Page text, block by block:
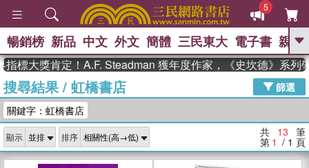
5
GO
高希均教授回憶錄
、 The Odyssey 、 父親節 、 如果歷
獎 臺灣漫遊錄 、 方念華 、 台灣的李
登輝時代
數學女孩：黎曼猜想 、
偉大的迷走神經
暢銷榜 新品 中文 外文 簡體 三民東大 電子書 親子
大獎肯定！A.F. Steadman 獲年度作家，《史坎德》系列帶
搜尋結果/ 虹橋書店
篩選
關鍵字：虹橋書店
顯示 排序 共 13 筆
第 1 / 1 頁